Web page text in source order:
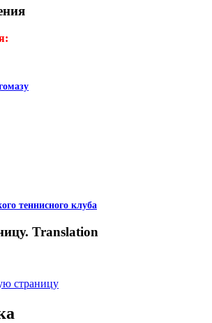
теннисного клуба
Translation
страницу